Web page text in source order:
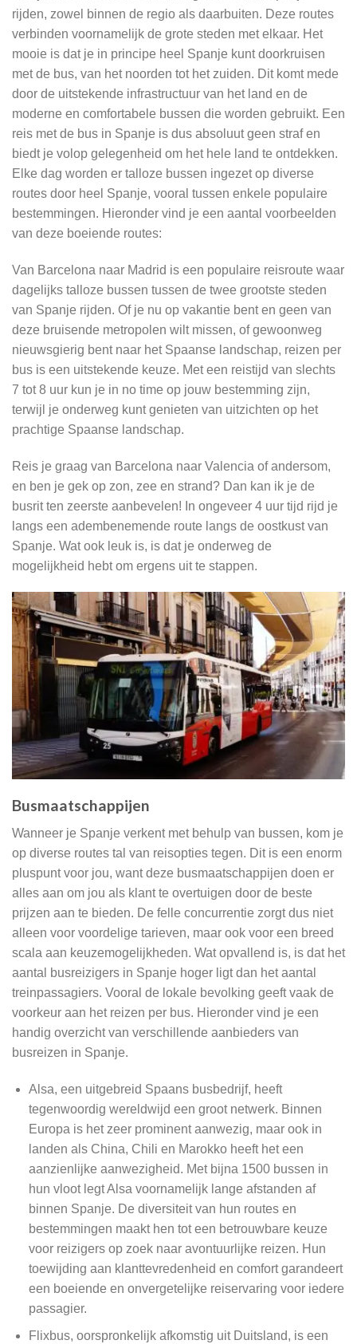
rijden, zowel binnen de regio als daarbuiten. Deze routes
verbinden voornamelijk de grote steden met elkaar. Het
mooie is dat je in principe heel Spanje kunt doorkruisen
met de bus, van het noorden tot het zuiden. Dit komt mede
door de uitstekende infrastructuur van het land en de
moderne en comfortabele bussen die worden gebruikt. Een
reis met de bus in Spanje is dus absoluut geen straf en
biedt je volop gelegenheid om het hele land te ontdekken.
Elke dag worden er talloze bussen ingezet op diverse
routes door heel Spanje, vooral tussen enkele populaire
bestemmingen. Hieronder vind je een aantal voorbeelden
van deze boeiende routes:
Van Barcelona naar Madrid is een populaire reisroute waar
dagelijks talloze bussen tussen de twee grootste steden
van Spanje rijden. Of je nu op vakantie bent en geen van
deze bruisende metropolen wilt missen, of gewoonweg
nieuwsgierig bent naar het Spaanse landschap, reizen per
bus is een uitstekende keuze. Met een reistijd van slechts
7 tot 8 uur kun je in no time op jouw bestemming zijn,
terwijl je onderweg kunt genieten van uitzichten op het
prachtige Spaanse landschap.
Reis je graag van Barcelona naar Valencia of andersom,
en ben je gek op zon, zee en strand? Dan kan ik je de
busrit ten zeerste aanbevelen! In ongeveer 4 uur tijd rijd je
langs een adembenemende route langs de oostkust van
Spanje. Wat ook leuk is, is dat je onderweg de
mogelijkheid hebt om ergens uit te stappen.
Busmaatschappijen
Wanneer je Spanje verkent met behulp van bussen, kom je
op diverse routes tal van reisopties tegen. Dit is een enorm
pluspunt voor jou, want deze busmaatschappijen doen er
alles aan om jou als klant te overtuigen door de beste
prijzen aan te bieden. De felle concurrentie zorgt dus niet
alleen voor voordelige tarieven, maar ook voor een breed
scala aan keuzemogelijkheden. Wat opvallend is, is dat het
aantal busreizigers in Spanje hoger ligt dan het aantal
treinpassagiers. Vooral de lokale bevolking geeft vaak de
voorkeur aan het reizen per bus. Hieronder vind je een
handig overzicht van verschillende aanbieders van
busreizen in Spanje.
Alsa, een uitgebreid Spaans busbedrijf, heeft
tegenwoordig wereldwijd een groot netwerk. Binnen
Europa is het zeer prominent aanwezig, maar ook in
landen als China, Chili en Marokko heeft het een
aanzienlijke aanwezigheid. Met bijna 1500 bussen in
hun vloot legt Alsa voornamelijk lange afstanden af
binnen Spanje. De diversiteit van hun routes en
bestemmingen maakt hen tot een betrouwbare keuze
voor reizigers op zoek naar avontuurlijke reizen. Hun
toewijding aan klanttevredenheid en comfort garandeert
een boeiende en onvergetelijke reiservaring voor iedere
passagier.
Flixbus, oorspronkelijk afkomstig uit Duitsland, is een